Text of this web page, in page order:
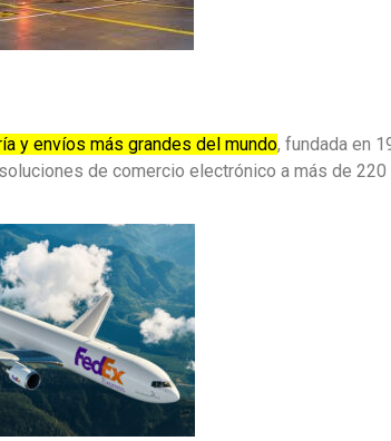
y envíos más grandes del mundo, fundada en
de comercio electrónico a más de 220